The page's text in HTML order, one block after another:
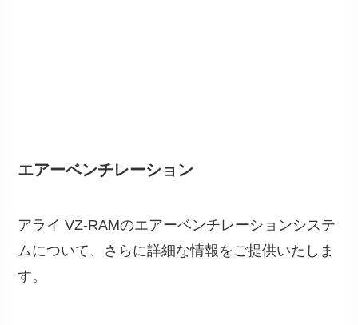
エアーベンチレーション
アライ VZ-RAMのエアーベンチレーションシステ
ムについて、さらに詳細な情報をご提供いたしま
す。